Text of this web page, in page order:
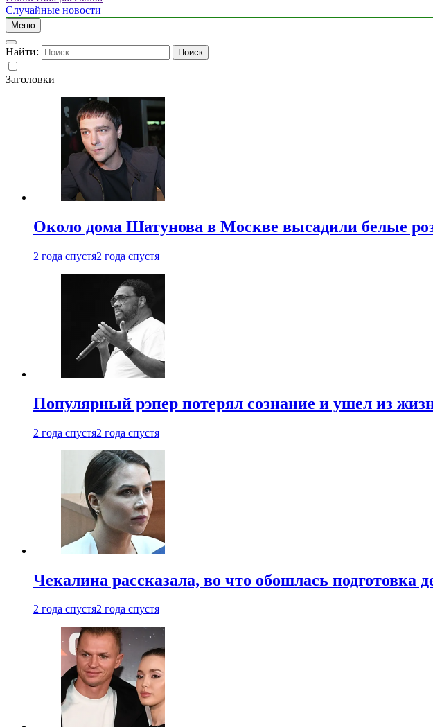
Случайные новости
Меню
Найти:
Заголовки
Около дома Шатунова в Москве высадили белые
2 года спустя2 года спустя
Популярный рэпер потерял сознание и ушел из
2 года спустя2 года спустя
Чекалина рассказала, во что обошлась подготовка
2 года спустя2 года спустя